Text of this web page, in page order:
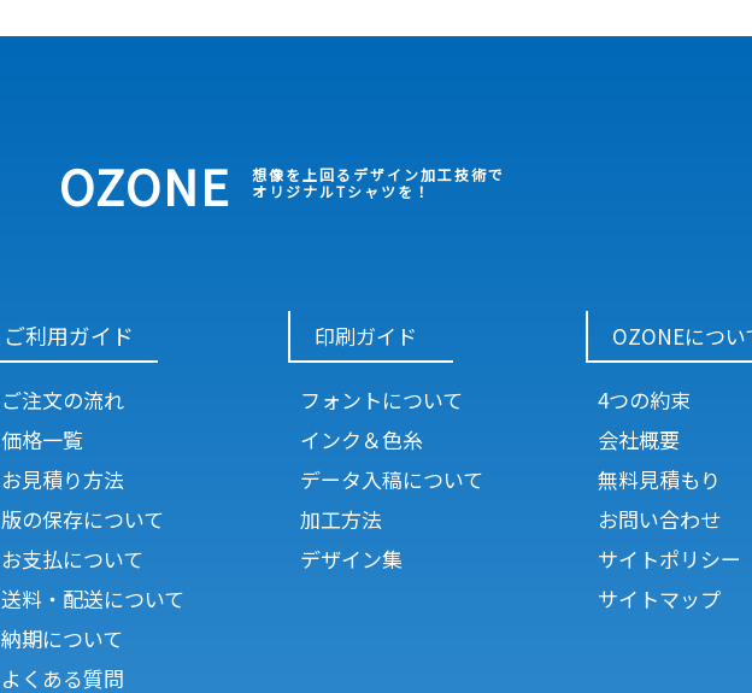
OZONE
想像を上回るデザイン加工技術で
オリジナルTシャツを！
ご利用ガイド
ご注文の流れ
価格一覧
お見積り方法
版の保存について
お支払について
送料・配送について
納期について
よくある質問
印刷ガイド
フォントについて
インク＆色糸
データ入稿について
加工方法
デザイン集
OZONEについ
4つの約束
会社概要
無料見積もり
お問い合わせ
サイトポリシー
サイトマップ